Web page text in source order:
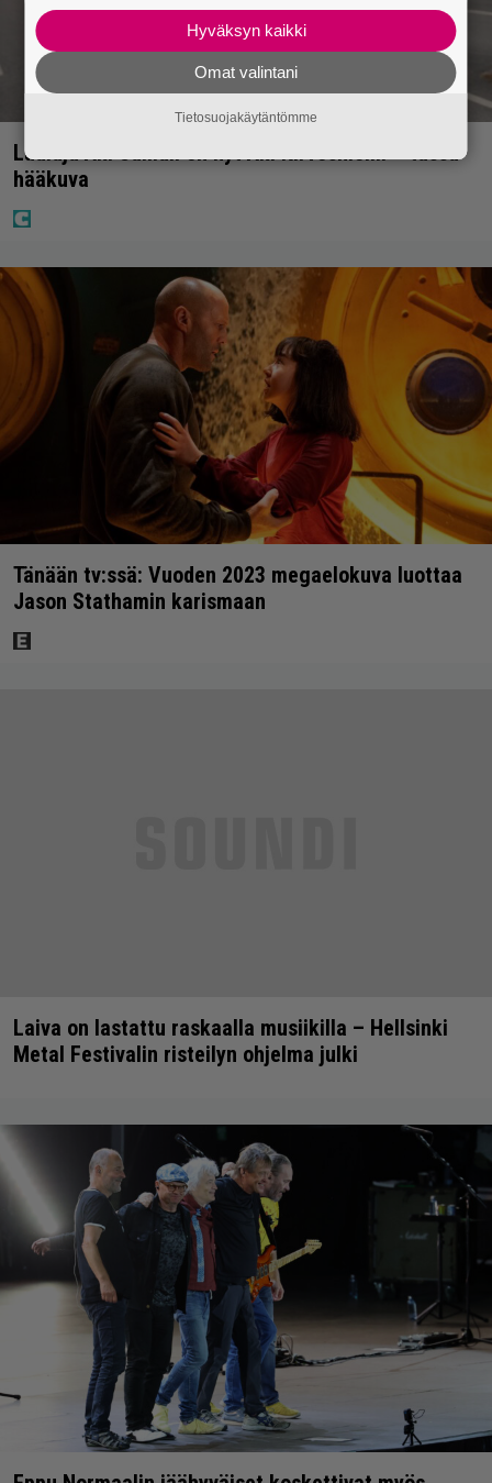
Laulaja Aki Samuli on nyt Aki Kirvesniemi – tässä
hääkuva
Tänään tv:ssä: Vuoden 2023 megaelokuva luottaa
Jason Stathamin karismaan
Laiva on lastattu raskaalla musiikilla – Hellsinki
Metal Festivalin risteilyn ohjelma julki
Hyväksyn kaikki
Omat valintani
Tietosuojakäytäntömme